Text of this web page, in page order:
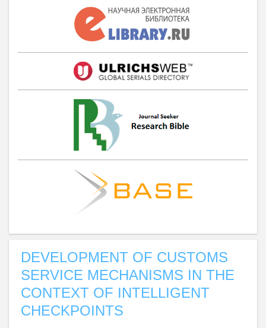
DEVELOPMENT OF CUSTOMS
SERVICE MECHANISMS IN THE
CONTEXT OF INTELLIGENT
CHECKPOINTS